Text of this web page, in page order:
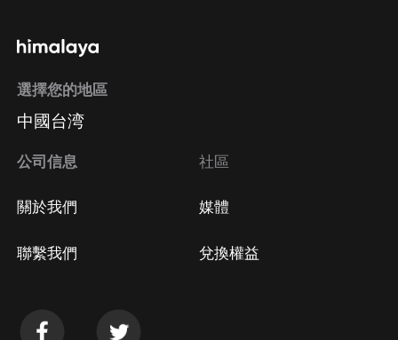
選擇您的地區
中國台湾
公司信息
關於我們
聯繫我們
社區
媒體
兌換權益